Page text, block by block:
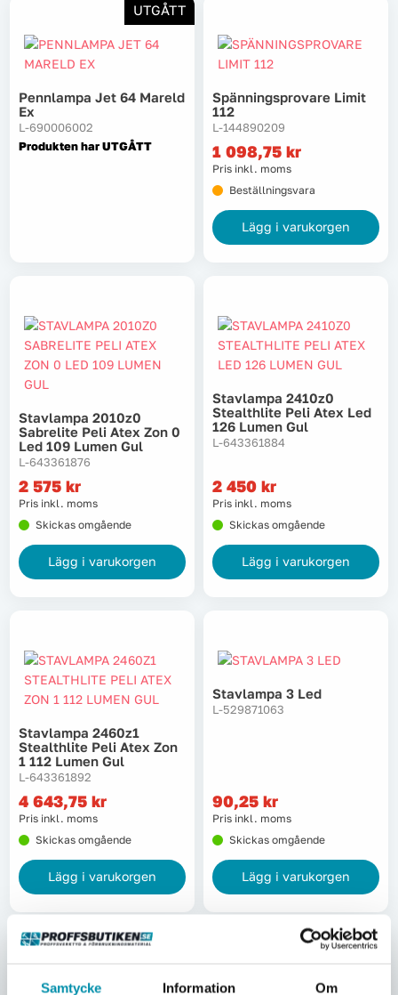
Samtycke Information Om
UTGÅTT
Pennlampa Jet 64 Mareld
Ex
L-690006002
Produkten har UTGÅTT
Spänningsprovare Limit
112
L-144890209
1 098,75 kr
Pris inkl. moms
Beställningsvara
Lägg i varukorgen
Stavlampa 2010z0
Sabrelite Peli Atex Zon 0
Led 109 Lumen Gul
L-643361876
2 575 kr
Pris inkl. moms
Skickas omgående
Lägg i varukorgen
Stavlampa 2410z0
Stealthlite Peli Atex Led
126 Lumen Gul
L-643361884
2 450 kr
Pris inkl. moms
Skickas omgående
Lägg i varukorgen
Stavlampa 2460z1
Stealthlite Peli Atex Zon
1 112 Lumen Gul
L-643361892
4 643,75 kr
Pris inkl. moms
Skickas omgående
Lägg i varukorgen
Stavlampa 3 Led
L-529871063
90,25 kr
Pris inkl. moms
Skickas omgående
Lägg i varukorgen
UTGÅTT